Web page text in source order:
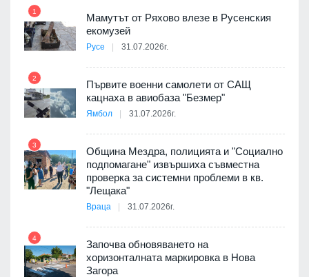
1
Мамутът от Ряхово влезе в Русенския
екомузей
Русе 31.07.2026г.
2
Първите военни самолети от САЩ
кацнаха в авиобаза "Безмер"
Ямбол 31.07.2026г.
3
Община Мездра, полицията и "Социално
подпомагане" извършиха съвместна
проверка за системни проблеми в кв.
"Лещака"
Враца 31.07.2026г.
4
Започва обновяването на
хоризонталната маркировка в Нова
Загора